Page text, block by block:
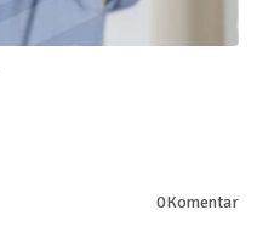
0Komentar